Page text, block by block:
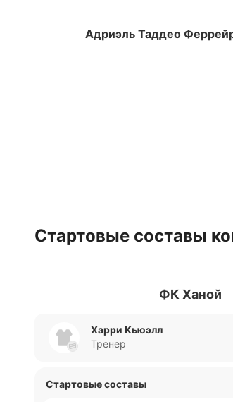
Адриэль Таддео
Стартовые составы
ФК Ханой
Харри Кьюэлл
Тренер
Стартовые составы